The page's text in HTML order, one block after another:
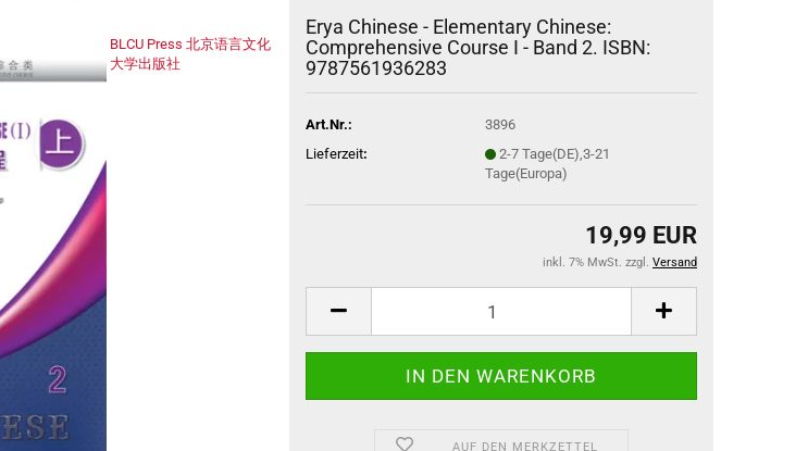
BLCU Press 北京语言文化
大学出版社
Erya Chinese - Elementary Chinese:
Comprehensive Course I - Band 2. ISBN:
9787561936283
Art.Nr.:
3896
Lieferzeit:
2-7 Tage(DE),3-21
Tage(Europa)
19,99 EUR
inkl. 7% MwSt. zzgl. Versand
AUF DEN MERKZETTEL